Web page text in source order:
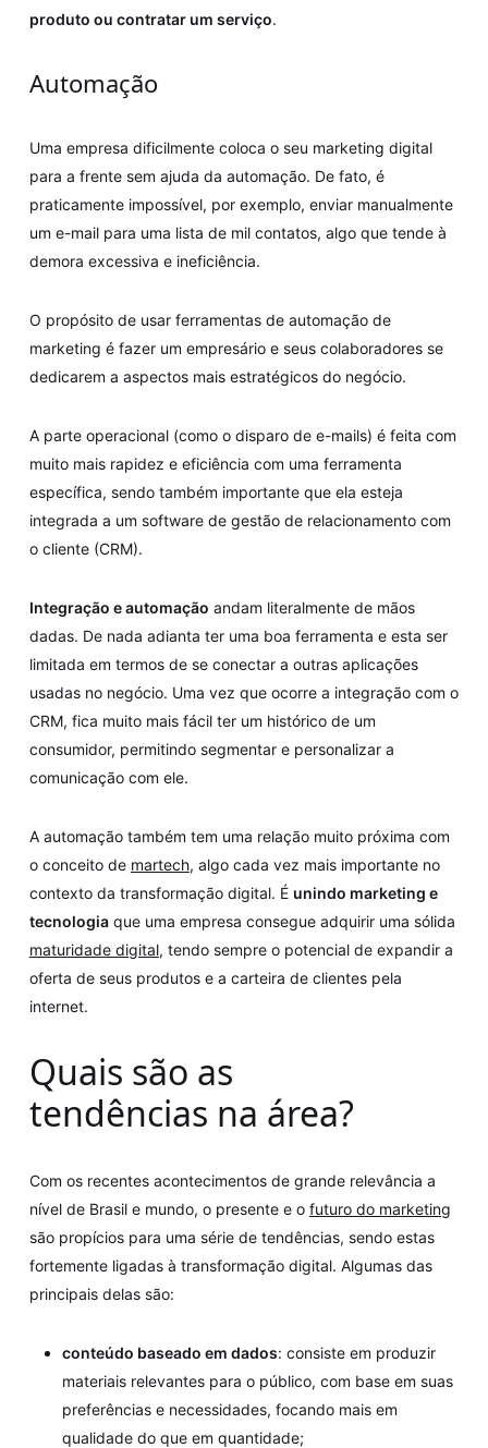
produto ou contratar um serviço.
Automação
Uma empresa dificilmente coloca o seu marketing digital
para a frente sem ajuda da automação. De fato, é
praticamente impossível, por exemplo, enviar manualmente
um e-mail para uma lista de mil contatos, algo que tende à
demora excessiva e ineficiência.
O propósito de usar ferramentas de automação de
marketing é fazer um empresário e seus colaboradores se
dedicarem a aspectos mais estratégicos do negócio.
A parte operacional (como o disparo de e-mails) é feita com
muito mais rapidez e eficiência com uma ferramenta
específica, sendo também importante que ela esteja
integrada a um software de gestão de relacionamento com
o cliente (CRM).
Integração e automação andam literalmente de mãos
dadas. De nada adianta ter uma boa ferramenta e esta ser
limitada em termos de se conectar a outras aplicações
usadas no negócio. Uma vez que ocorre a integração com o
CRM, fica muito mais fácil ter um histórico de um
consumidor, permitindo segmentar e personalizar a
comunicação com ele.
A automação também tem uma relação muito próxima com
o conceito de martech, algo cada vez mais importante no
contexto da transformação digital. É unindo marketing e
tecnologiaque uma empresa consegue adquirir uma sólida
maturidade digital, tendo sempre o potencial de expandir a
oferta de seus produtos e a carteira de clientes pela
internet.
Quais são as
tendências na área?
Com os recentes acontecimentos de grande relevância a
nível de Brasil e mundo, o presente e o futuro do marketing
são propícios para uma série de tendências, sendo estas
fortemente ligadas à transformação digital. Algumas das
principais delas são:
conteúdo baseado em dados: consiste em produzir
materiais relevantes para o público, com base em suas
preferências e necessidades, focando mais em
qualidade do que em quantidade;